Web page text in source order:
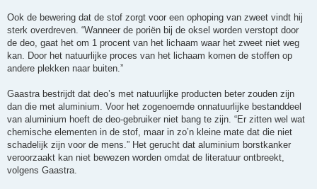
Ook de bewering dat de stof zorgt voor een ophoping van zweet vindt hij
sterk overdreven. “Wanneer de poriën bij de oksel worden verstopt door
de deo, gaat het om 1 procent van het lichaam waar het zweet niet weg
kan. Door het natuurlijke proces van het lichaam komen de stoffen op
andere plekken naar buiten.”
Gaastra bestrijdt dat deo’s met natuurlijke producten beter zouden zijn
dan die met aluminium. Voor het zogenoemde onnatuurlijke bestanddeel
van aluminium hoeft de deo-gebruiker niet bang te zijn. “Er zitten wel wat
chemische elementen in de stof, maar in zo’n kleine mate dat die niet
schadelijk zijn voor de mens.” Het gerucht dat aluminium borstkanker
veroorzaakt kan niet bewezen worden omdat de literatuur ontbreekt,
volgens Gaastra.